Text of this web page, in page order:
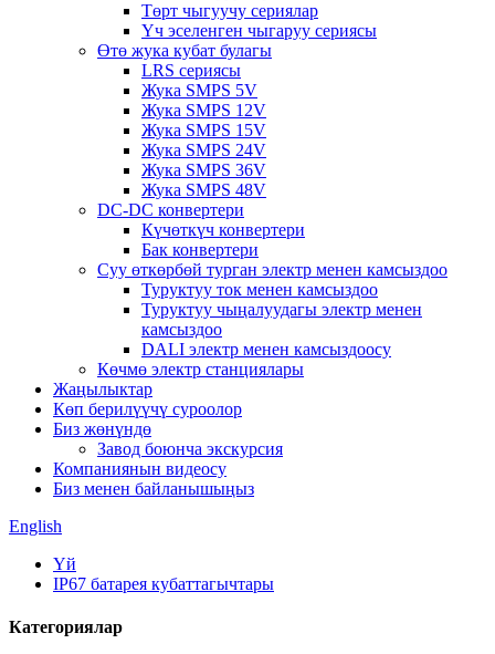
Төрт чыгуучу сериялар
Үч эселенген чыгаруу сериясы
Өтө жука кубат булагы
LRS сериясы
Жука SMPS 5V
Жука SMPS 12V
Жука SMPS 15V
Жука SMPS 24V
Жука SMPS 36V
Жука SMPS 48V
DC-DC конвертери
Күчөткүч конвертери
Бак конвертери
Суу өткөрбөй турган электр менен камсыздоо
Туруктуу ток менен камсыздоо
Туруктуу чыңалуудагы электр менен
камсыздоо
DALI электр менен камсыздоосу
Көчмө электр станциялары
Жаңылыктар
Көп берилүүчү суроолор
Биз жөнүндө
Завод боюнча экскурсия
Компаниянын видеосу
Биз менен байланышыңыз
English
Үй
IP67 батарея кубаттагычтары
Категориялар